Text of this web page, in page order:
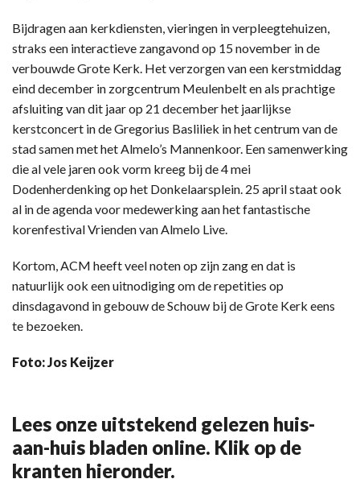
Bijdragen aan kerkdiensten, vieringen in verpleegtehuizen,
straks een interactieve zangavond op 15 november in de
verbouwde Grote Kerk. Het verzorgen van een kerstmiddag
eind december in zorgcentrum Meulenbelt en als prachtige
afsluiting van dit jaar op 21 december het jaarlijkse
kerstconcert in de Gregorius Basliliek in het centrum van de
stad samen met het Almelo’s Mannenkoor. Een samenwerking
die al vele jaren ook vorm kreeg bij de 4 mei
Dodenherdenking op het Donkelaarsplein. 25 april staat ook
al in de agenda voor medewerking aan het fantastische
korenfestival Vrienden van Almelo Live.
Kortom, ACM heeft veel noten op zijn zang en dat is
natuurlijk ook een uitnodiging om de repetities op
dinsdagavond in gebouw de Schouw bij de Grote Kerk eens
te bezoeken.
Foto: Jos Keijzer
Lees onze uitstekend gelezen huis-
aan-huis bladen online. Klik op de
kranten hieronder.